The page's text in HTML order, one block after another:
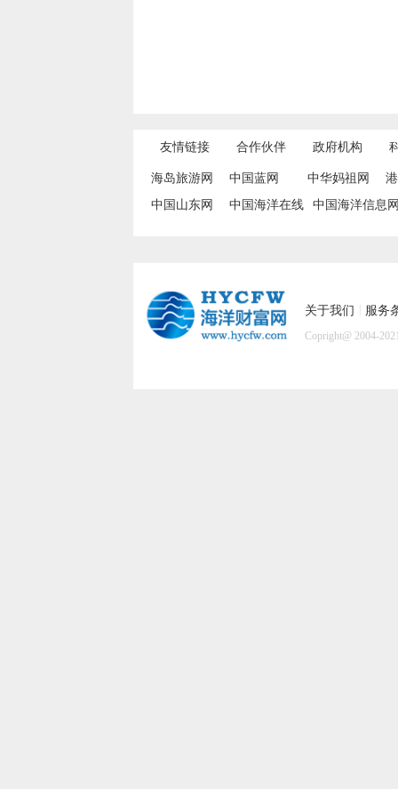
友情链接 合作伙伴 政府机构
海岛旅游网 中国蓝网 中华妈祖网
中国山东网
中国海洋在线 中国海洋信息
关于我们 服务
Copright@ 2004-